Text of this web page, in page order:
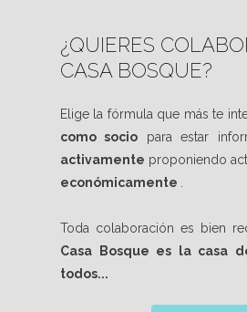
¿QUIERES
CASA BOSQUE?
Elige la fórmula que más te
como socio para estar
activamente proponiendo
económicamente
Toda colaboración es bien
Casa Bosque es la casa
todos...